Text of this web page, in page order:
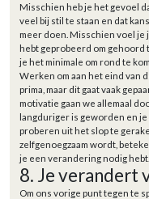
Misschien heb je het gevoel
veel bij stil te staan en dat
meer doen. Misschien voel je
hebt geprobeerd om gehoord
je het minimale om rond te
Werken om aan het eind van
prima, maar dit gaat vaak
motivatie gaan we allemaal
langduriger is geworden en
proberen uit het slop te
zelfgenoegzaam wordt,
je een verandering nodig hebt.
8. Je verandert
Om ons vorige punt tegen te